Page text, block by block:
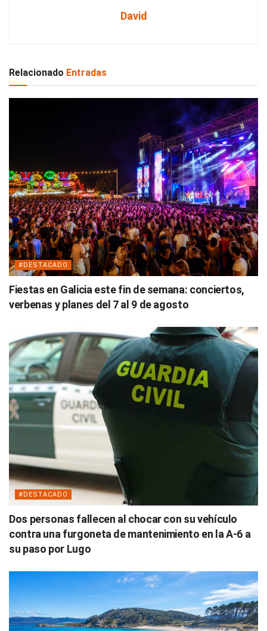
David
Relacionado Entradas
#DESTACADO
Fiestas en Galicia este fin de semana: conciertos,
verbenas y planes del 7 al 9 de agosto
#DESTACADO
Dos personas fallecen al chocar con su vehículo
contra una furgoneta de mantenimiento en la A-6 a
su paso por Lugo